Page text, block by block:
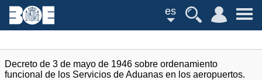
es
Decreto de 3 de mayo de 1946 sobre ordenamiento
funcional de los Servicios de Aduanas en los aeropuertos.